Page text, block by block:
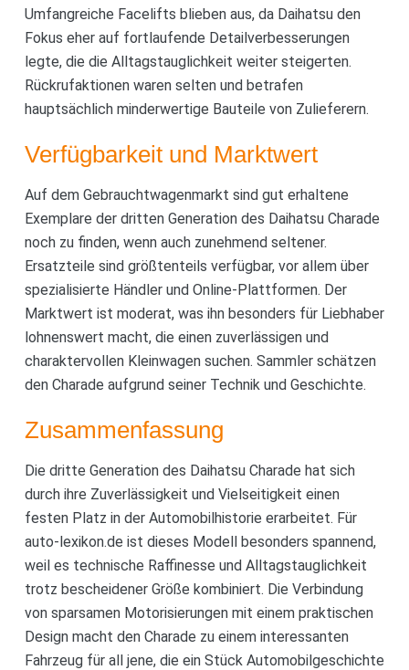
Umfangreiche Facelifts blieben aus, da Daihatsu den
Fokus eher auf fortlaufende Detailverbesserungen
legte, die die Alltagstauglichkeit weiter steigerten.
Rückrufaktionen waren selten und betrafen
hauptsächlich minderwertige Bauteile von Zulieferern.
Verfügbarkeit und Marktwert
Auf dem Gebrauchtwagenmarkt sind gut erhaltene
Exemplare der dritten Generation des Daihatsu Charade
noch zu finden, wenn auch zunehmend seltener.
Ersatzteile sind größtenteils verfügbar, vor allem über
spezialisierte Händler und Online-Plattformen. Der
Marktwert ist moderat, was ihn besonders für Liebhaber
lohnenswert macht, die einen zuverlässigen und
charaktervollen Kleinwagen suchen. Sammler schätzen
den Charade aufgrund seiner Technik und Geschichte.
Zusammenfassung
Die dritte Generation des Daihatsu Charade hat sich
durch ihre Zuverlässigkeit und Vielseitigkeit einen
festen Platz in der Automobilhistorie erarbeitet. Für
auto-lexikon.de ist dieses Modell besonders spannend,
weil es technische Raffinesse und Alltagstauglichkeit
trotz bescheidener Größe kombiniert. Die Verbindung
von sparsamen Motorisierungen mit einem praktischen
Design macht den Charade zu einem interessanten
Fahrzeug für all jene, die ein Stück Automobilgeschichte